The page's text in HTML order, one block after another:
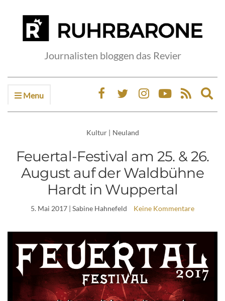
Journalisten bloggen das Revier
Menu
Kultur | Neuland
Feuertal-Festival am 25. & 26.
August auf der Waldbühne
Hardt in Wuppertal
5. Mai 2017 | Sabine Hahnefeld Keine Kommentare